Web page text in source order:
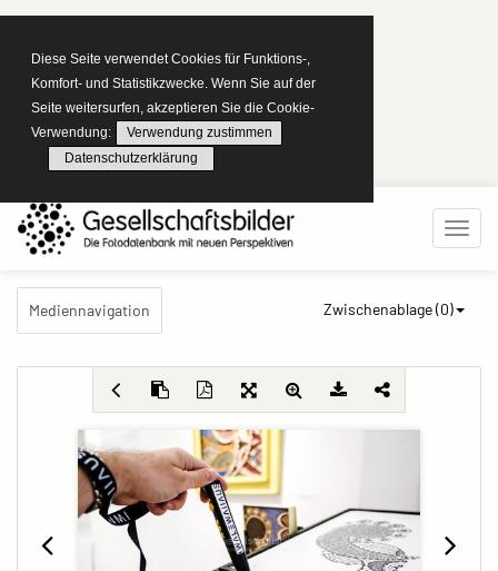
Diese Seite verwendet Cookies für Funktions-,
Komfort- und Statistikzwecke. Wenn Sie auf der
Seite weitersurfen, akzeptieren Sie die Cookie-
Verwendung:
Verwendung zustimmen
Datenschutzerklärung
Mediennavigation Zwischenablage (0)